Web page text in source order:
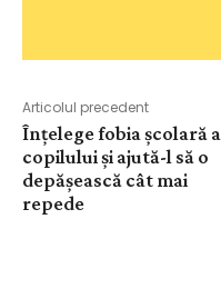
Articolul precedent
Înțelege fobia școlară a
copilului și ajută-l să o
depășească cât mai
repede